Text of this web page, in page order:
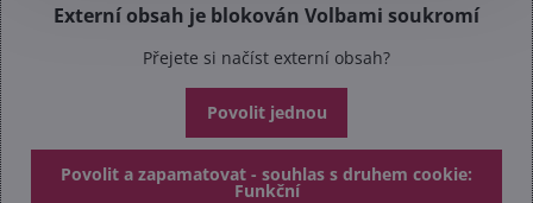
Externí obsah je blokován Volbami soukromí
Přejete si načíst externí obsah?
Povolit jednou
Povolit a zapamatovat - souhlas s druhem cookie:
Funkční